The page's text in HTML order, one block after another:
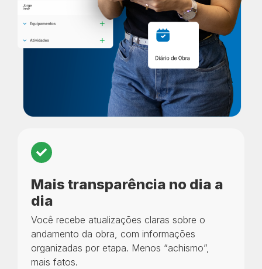
Mais transparência no dia a
dia
Você recebe atualizações claras sobre o
andamento da obra, com informações
organizadas por etapa. Menos “achismo”,
mais fatos.